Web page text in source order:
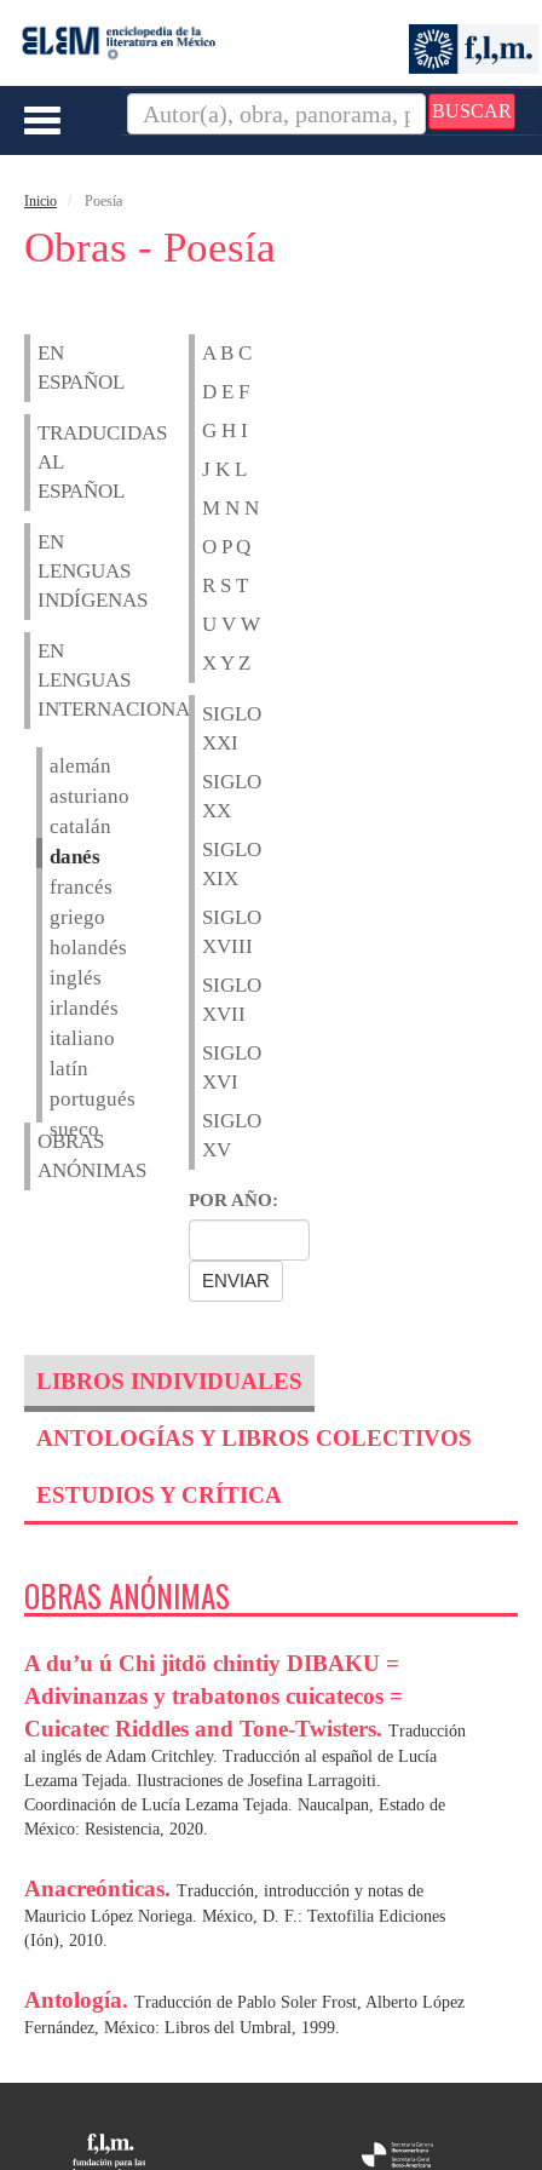
BUSCAR
Toggle
Inicio Poesía
Obras - Poesía
EN
ESPAÑOL
TRADUCIDAS
AL
ESPAÑOL
EN
LENGUAS
INDÍGENAS
EN
LENGUAS
INTERNACIONALES
alemán
asturiano
catalán
danés
francés
griego
holandés
inglés
irlandés
italiano
latín
portugués
sueco
OBRAS
ANÓNIMAS
A B C
D E F
G H I
J K L
M N N
O P Q
R S T
U V W
X Y Z
SIGLO
XXI
SIGLO
XX
SIGLO
XIX
SIGLO
XVIII
SIGLO
XVII
SIGLO
XVI
SIGLO
XV
POR AÑO:
LIBROS INDIVIDUALES
ANTOLOGÍAS Y LIBROS COLECTIVOS
ESTUDIOS Y CRÍTICA
OBRAS ANÓNIMAS
A du’u ú Chi jitdö chintiy DIBAKU =
Adivinanzas y trabatonos cuicatecos =
Cuicatec Riddles and Tone-Twisters. Traducción
al inglés de Adam Critchley. Traducción al español de Lucía
Lezama Tejada. Ilustraciones de Josefina Larragoiti.
Coordinación de Lucía Lezama Tejada. Naucalpan, Estado de
México: Resistencia, 2020.
Anacreónticas. Traducción, introducción y notas de
Mauricio López Noriega. México, D. F.: Textofilia Ediciones
(Ión), 2010.
Antología. Traducción de Pablo Soler Frost, Alberto López
Fernández, México: Libros del Umbral, 1999.